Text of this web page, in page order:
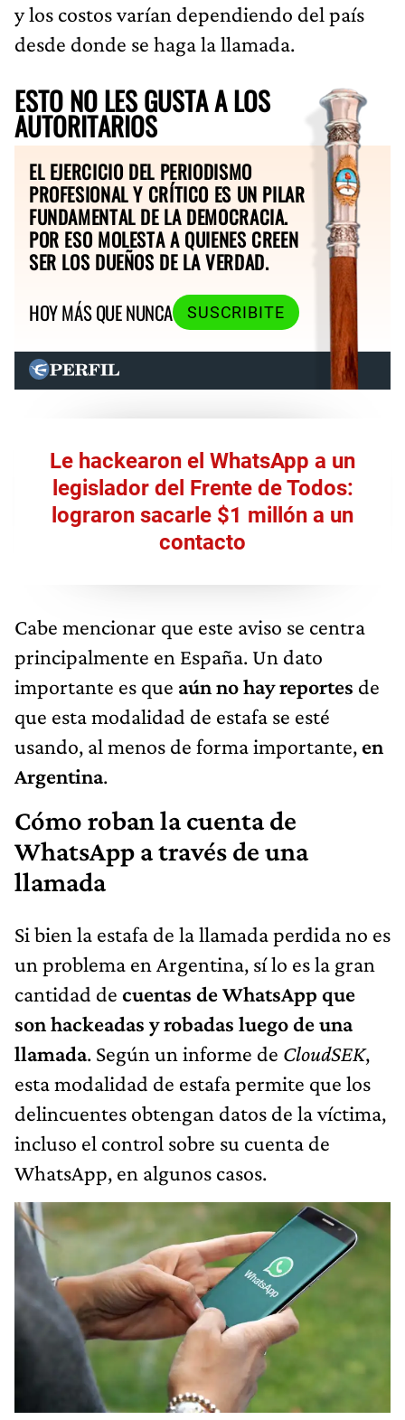
y los costos varían dependiendo del país
desde donde se haga la llamada.
ESTO NO LES GUSTA A LOS
AUTORITARIOS
EL EJERCICIO DEL PERIODISMO
PROFESIONAL Y CRÍTICO ES UN PILAR
FUNDAMENTAL DE LA DEMOCRACIA.
POR ESO MOLESTA A QUIENES CREEN
SER LOS DUEÑOS DE LA VERDAD.
HOY MÁS QUE NUNCA
SUSCRIBITE
Le hackearon el WhatsApp a un
legislador del Frente de Todos:
lograron sacarle $1 millón a un
contacto
Cabe mencionar que este aviso se centra
principalmente en España. Un dato
importante es que aún no hay reportes de
que esta modalidad de estafa se esté
usando, al menos de forma importante, en
Argentina.
Cómo roban la cuenta de
WhatsApp a través de una
llamada
Si bien la estafa de la llamada perdida no es
un problema en Argentina, sí lo es la gran
cantidad de cuentas de WhatsApp que
son hackeadas y robadas luego de una
llamada. Según un informe de CloudSEK,
esta modalidad de estafa permite que los
delincuentes obtengan datos de la víctima,
incluso el control sobre su cuenta de
WhatsApp, en algunos casos.